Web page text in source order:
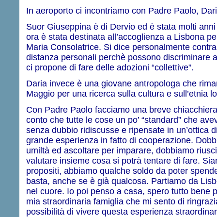
In aeroporto ci incontriamo con Padre Paolo,
Suor Giuseppina è di Dervio ed è stata molti
ora è stata destinata all’accoglienza a Lisbona
Maria Consolatrice. Si dice personalmente
distanza personali perchè possono discriminare
ci propone di fare delle adozioni “collettive”.
Daria invece è una giovane antropologa che
Maggio per una ricerca sulla cultura e sull’etnia
Con Padre Paolo facciamo una breve
conto che tutte le cose un po’ “standard” che
senza dubbio ridiscusse e ripensate in un’ottica
grande esperienza in fatto di cooperazione.
umiltà ed ascoltare per imparare, dobbiamo
valutare insieme cosa si potrà tentare di fare.
propositi, abbiamo qualche soldo da poter
basta, anche se è già qualcosa. Partiamo da
nel cuore. Io poi penso a casa, spero tutto bene
mia straordinaria famiglia che mi sento di
possibilità di vivere questa esperienza